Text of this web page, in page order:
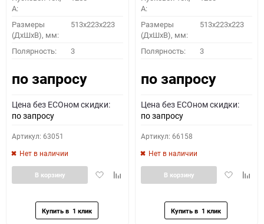
A:
Размеры
(ДхШхВ), мм:
513x223x223
Полярность: 3
по запросу
Цена без ECOном скидки:
по запросу
Артикул: 63051
Нет в наличии
ДобавитьДобавить
В корзину
A:
Размеры
(ДхШхВ), мм:
513x223x223
Полярность: 3
по запросу
Цена без ECOном скидки:
по запросу
Артикул: 66158
Нет в наличии
Добавить
В корзину